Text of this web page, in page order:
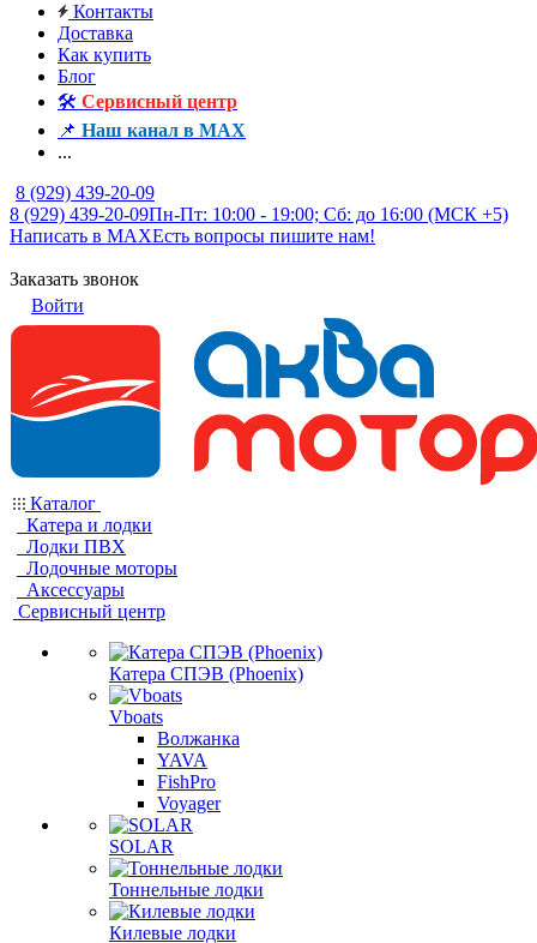
Контакты
Доставка
Как купить
Блог
🛠️ Сервисный центр
📌 Наш канал в MAX
...
8 (929) 439-20-09
8 (929) 439-20-09Пн-Пт: 10:00 - 19:00; Сб: до 16:00 (МСК +5)
Написать в MAXЕсть вопросы пишите нам!
Заказать звонок
Войти
Каталог
Катера и лодки
Лодки ПВХ
Лодочные моторы
Аксессуары
Сервисный центр
Катера СПЭВ (Phoenix)
Vboats
Волжанка
YAVA
FishPro
Voyager
SOLAR
Тоннельные лодки
Килевые лодки